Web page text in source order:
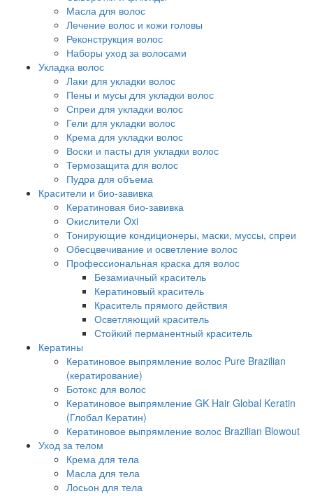
Масла для волос
Лечение волос и кожи головы
Реконструкция волос
Наборы уход за волосами
Укладка волос
Лаки для укладки волос
Пены и мусы для укладки волос
Спреи для укладки волос
Гели для укладки волос
Крема для укладки волос
Воски и пасты для укладки волос
Термозащита для волос
Пудра для объема
Красители и био-завивка
Кератиновая био-завивка
Окислители Oxi
Тонирующие кондиционеры, маски, муссы, спреи
Обесцвечивание и осветление волос
Профессиональная краска для волос
Безамиачный краситель
Кератиновый краситель
Краситель прямого действия
Осветляющий краситель
Стойкий перманентный краситель
Кератины
Кератиновое выпрямление волос Pure Brazilian
(кератирование)
Ботокс для волос
Кератиновое выпрямление GK Hair Global Keratin
(Глобал Кератин)
Кератиновое выпрямление волос Brazilian Blowout
Уход за телом
Крема для тела
Масла для тела
Лосьон для тела